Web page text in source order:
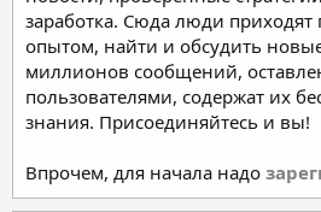
заработка. Сюда люди приходят
опытом, найти и обсудить
миллионов сообщений,
пользователями, содержат их
знания. Присоединяйтесь и вы!
Впрочем, для начала надо